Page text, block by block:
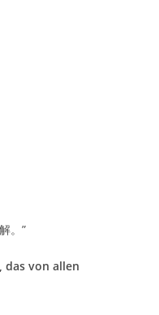
。”
das von allen